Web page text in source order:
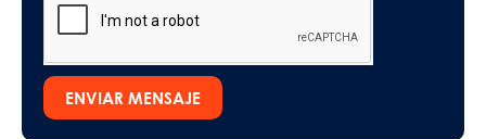
ENVIAR MENSAJE